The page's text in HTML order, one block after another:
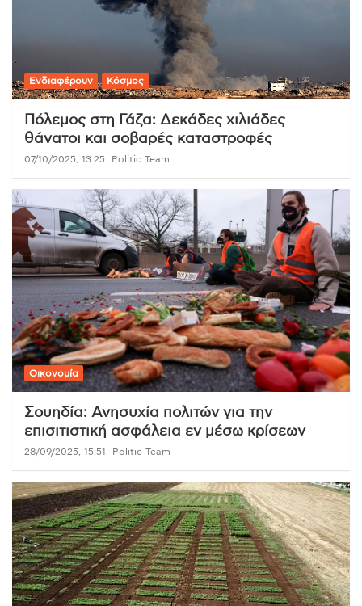
Ενδιαφέρουν Κόσμος
Πόλεμος στη Γάζα: Δεκάδες χιλιάδες
θάνατοι και σοβαρές καταστροφές
07/10/2025, 13:25 Politic Team
Οικονομία
Σουηδία: Ανησυχία πολιτών για την
επισιτιστική ασφάλεια εν μέσω κρίσεων
28/09/2025, 15:51 Politic Team